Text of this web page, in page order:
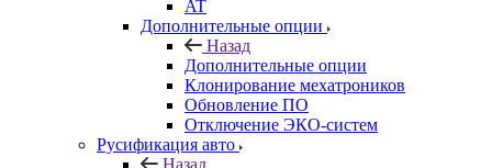
AT
Дополнительные опции
Назад
Дополнительные опции
Клонирование мехатроников
Обновление ПО
Отключение ЭКО-систем
Русификация авто
Назад